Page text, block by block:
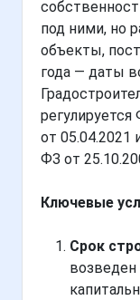
под ними, но
объекты,
года — даты
от
ФЗ от
Ключевые
Срок
возведен